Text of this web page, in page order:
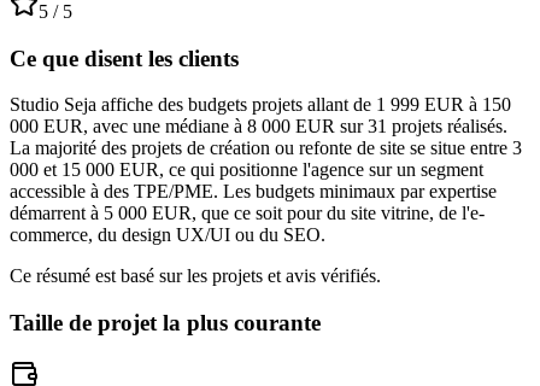
5 / 5
Ce que disent les clients
Studio Seja affiche des budgets projets allant de 1 999 EUR à 150
000 EUR, avec une médiane à 8 000 EUR sur 31 projets réalisés.
La majorité des projets de création ou refonte de site se situe entre 3
000 et 15 000 EUR, ce qui positionne l'agence sur un segment
accessible à des TPE/PME. Les budgets minimaux par expertise
démarrent à 5 000 EUR, que ce soit pour du site vitrine, de l'e-
commerce, du design UX/UI ou du SEO.
Ce résumé est basé sur les projets et avis vérifiés.
Taille de projet la plus courante